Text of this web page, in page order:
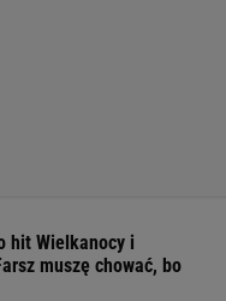
hit Wielkanocy i
muszę chować, bo